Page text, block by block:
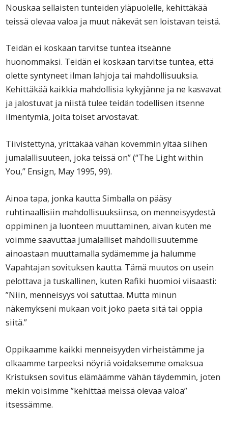
Nouskaa sellaisten tunteiden yläpuolelle, kehittäkää
teissä olevaa valoa ja muut näkevät sen loistavan teistä.
Teidän ei koskaan tarvitse tuntea itseänne
huonommaksi. Teidän ei koskaan tarvitse tuntea, että
olette syntyneet ilman lahjoja tai mahdollisuuksia.
Kehittäkää kaikkia mahdollisia kykyjänne ja ne kasvavat
ja jalostuvat ja niistä tulee teidän todellisen itsenne
ilmentymiä, joita toiset arvostavat.
Tiivistettynä, yrittäkää vähän kovemmin yltää siihen
jumalallisuuteen, joka teissä on” (“The Light within
You,” Ensign, May 1995, 99).
Ainoa tapa, jonka kautta Simballa on pääsy
ruhtinaallisiin mahdollisuuksiinsa, on menneisyydestä
oppiminen ja luonteen muuttaminen, aivan kuten me
voimme saavuttaa jumalalliset mahdollisuutemme
ainoastaan muuttamalla sydämemme ja halumme
Vapahtajan sovituksen kautta. Tämä muutos on usein
pelottava ja tuskallinen, kuten Rafiki huomioi viisaasti:
”Niin, menneisyys voi satuttaa. Mutta minun
näkemykseni mukaan voit joko paeta sitä tai oppia
siitä.”
Oppikaamme kaikki menneisyyden virheistämme ja
olkaamme tarpeeksi nöyriä voidaksemme omaksua
Kristuksen sovitus elämäämme vähän täydemmin, joten
mekin voisimme ”kehittää meissä olevaa valoa”
itsessämme.